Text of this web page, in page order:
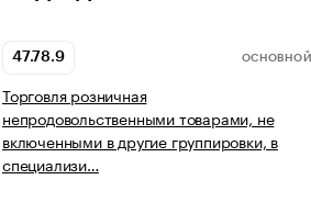
47.78.9 ОСНОВНОЙ
Торговля розничная
непродовольственными товарами, не
включенными в другие группировки, в
специализи…